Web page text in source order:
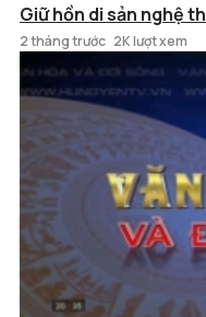
Giữ hồn di sản nghệ
2 tháng trước 2K lượt xem